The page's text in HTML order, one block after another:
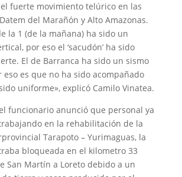
fuerte movimiento telúrico en las
del Marañón y Alto Amazonas.
la 1 (de la mañana) ha sido un
por eso el ‘sacudón’ ha sido
El de Barranca ha sido un sismo
eso es que no ha sido acompañado
uniforme», explicó Camilo Vinatea.
funcionario anunció que personal ya
en la rehabilitación de la
Tarapoto – Yurimaguas, la
bloqueada en el kilometro 33
San Martín a Loreto debido a un